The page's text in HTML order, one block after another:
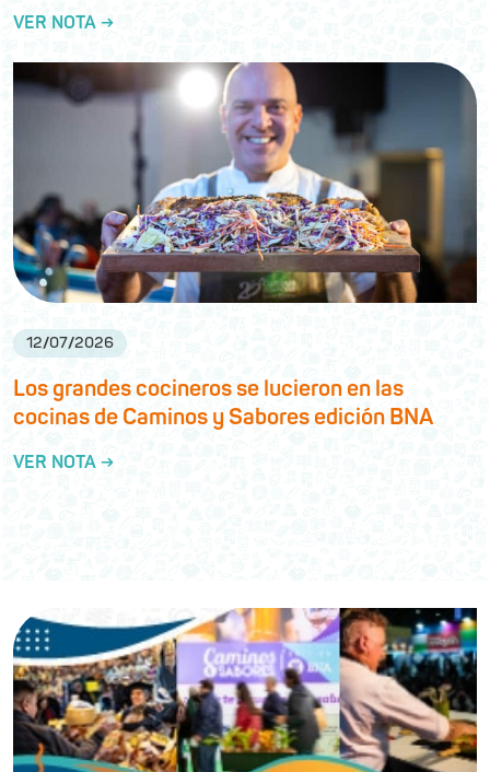
VER NOTA →
12/07/2026
Los grandes cocineros se lucieron en las
cocinas de Caminos y Sabores edición BNA
VER NOTA →